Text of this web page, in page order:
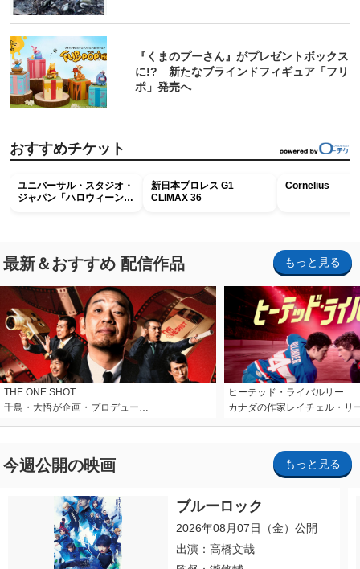
『くまのプーさん』がプレゼントボックス
に!? 新たなブラインドフィギュア「フリ
ポ」発売へ
おすすめチケット
ユニバーサル・スタジオ・
ジャパン「ハロウィーン・
新日本プロレス G1
CLIMAX 36
Cornelius
最新＆おすすめ 配信作品 もっと見る
THE ONE SHOT
千鳥・大悟が企画・プロデュー…
ヒーテッド・ライバルリー
カナダの作家レイチェル・リ
今週公開の映画 もっと見る
ブルーロック
2026年08月07日（金）公開
出演：高橋文哉